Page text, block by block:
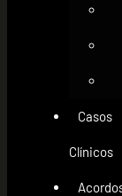
Casos
Clínicos